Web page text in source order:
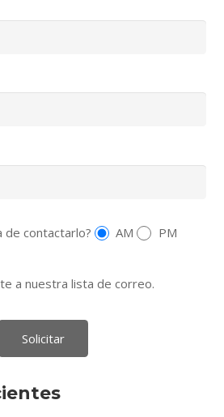
de contactarlo? AM PM
a nuestra lista de correo.